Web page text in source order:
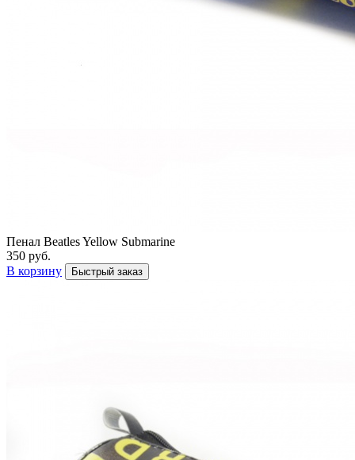
Пенал Beatles Yellow Submarine
350 руб.
В корзину
Быстрый заказ